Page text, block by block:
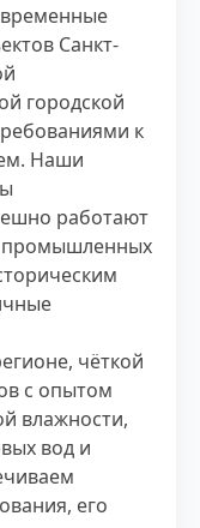
Санкт-
городской
к
Наши
работают
промышленных
чёткой
с опытом
влажности,
вод и
его